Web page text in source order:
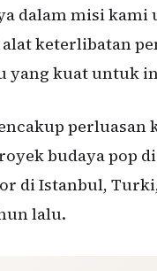
dalam misi
keterlibatan
yang kuat untuk
budaya pop
di Istanbul,
lalu.